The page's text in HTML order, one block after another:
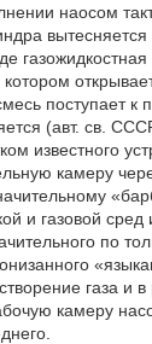
наосом
поступает
(авт. св.
известного
камеру
и газовой
по
газа и
камеру